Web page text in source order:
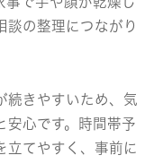
談の整理につながり
続きやすいため、気
安心です。時間帯予
立てやすく、事前に